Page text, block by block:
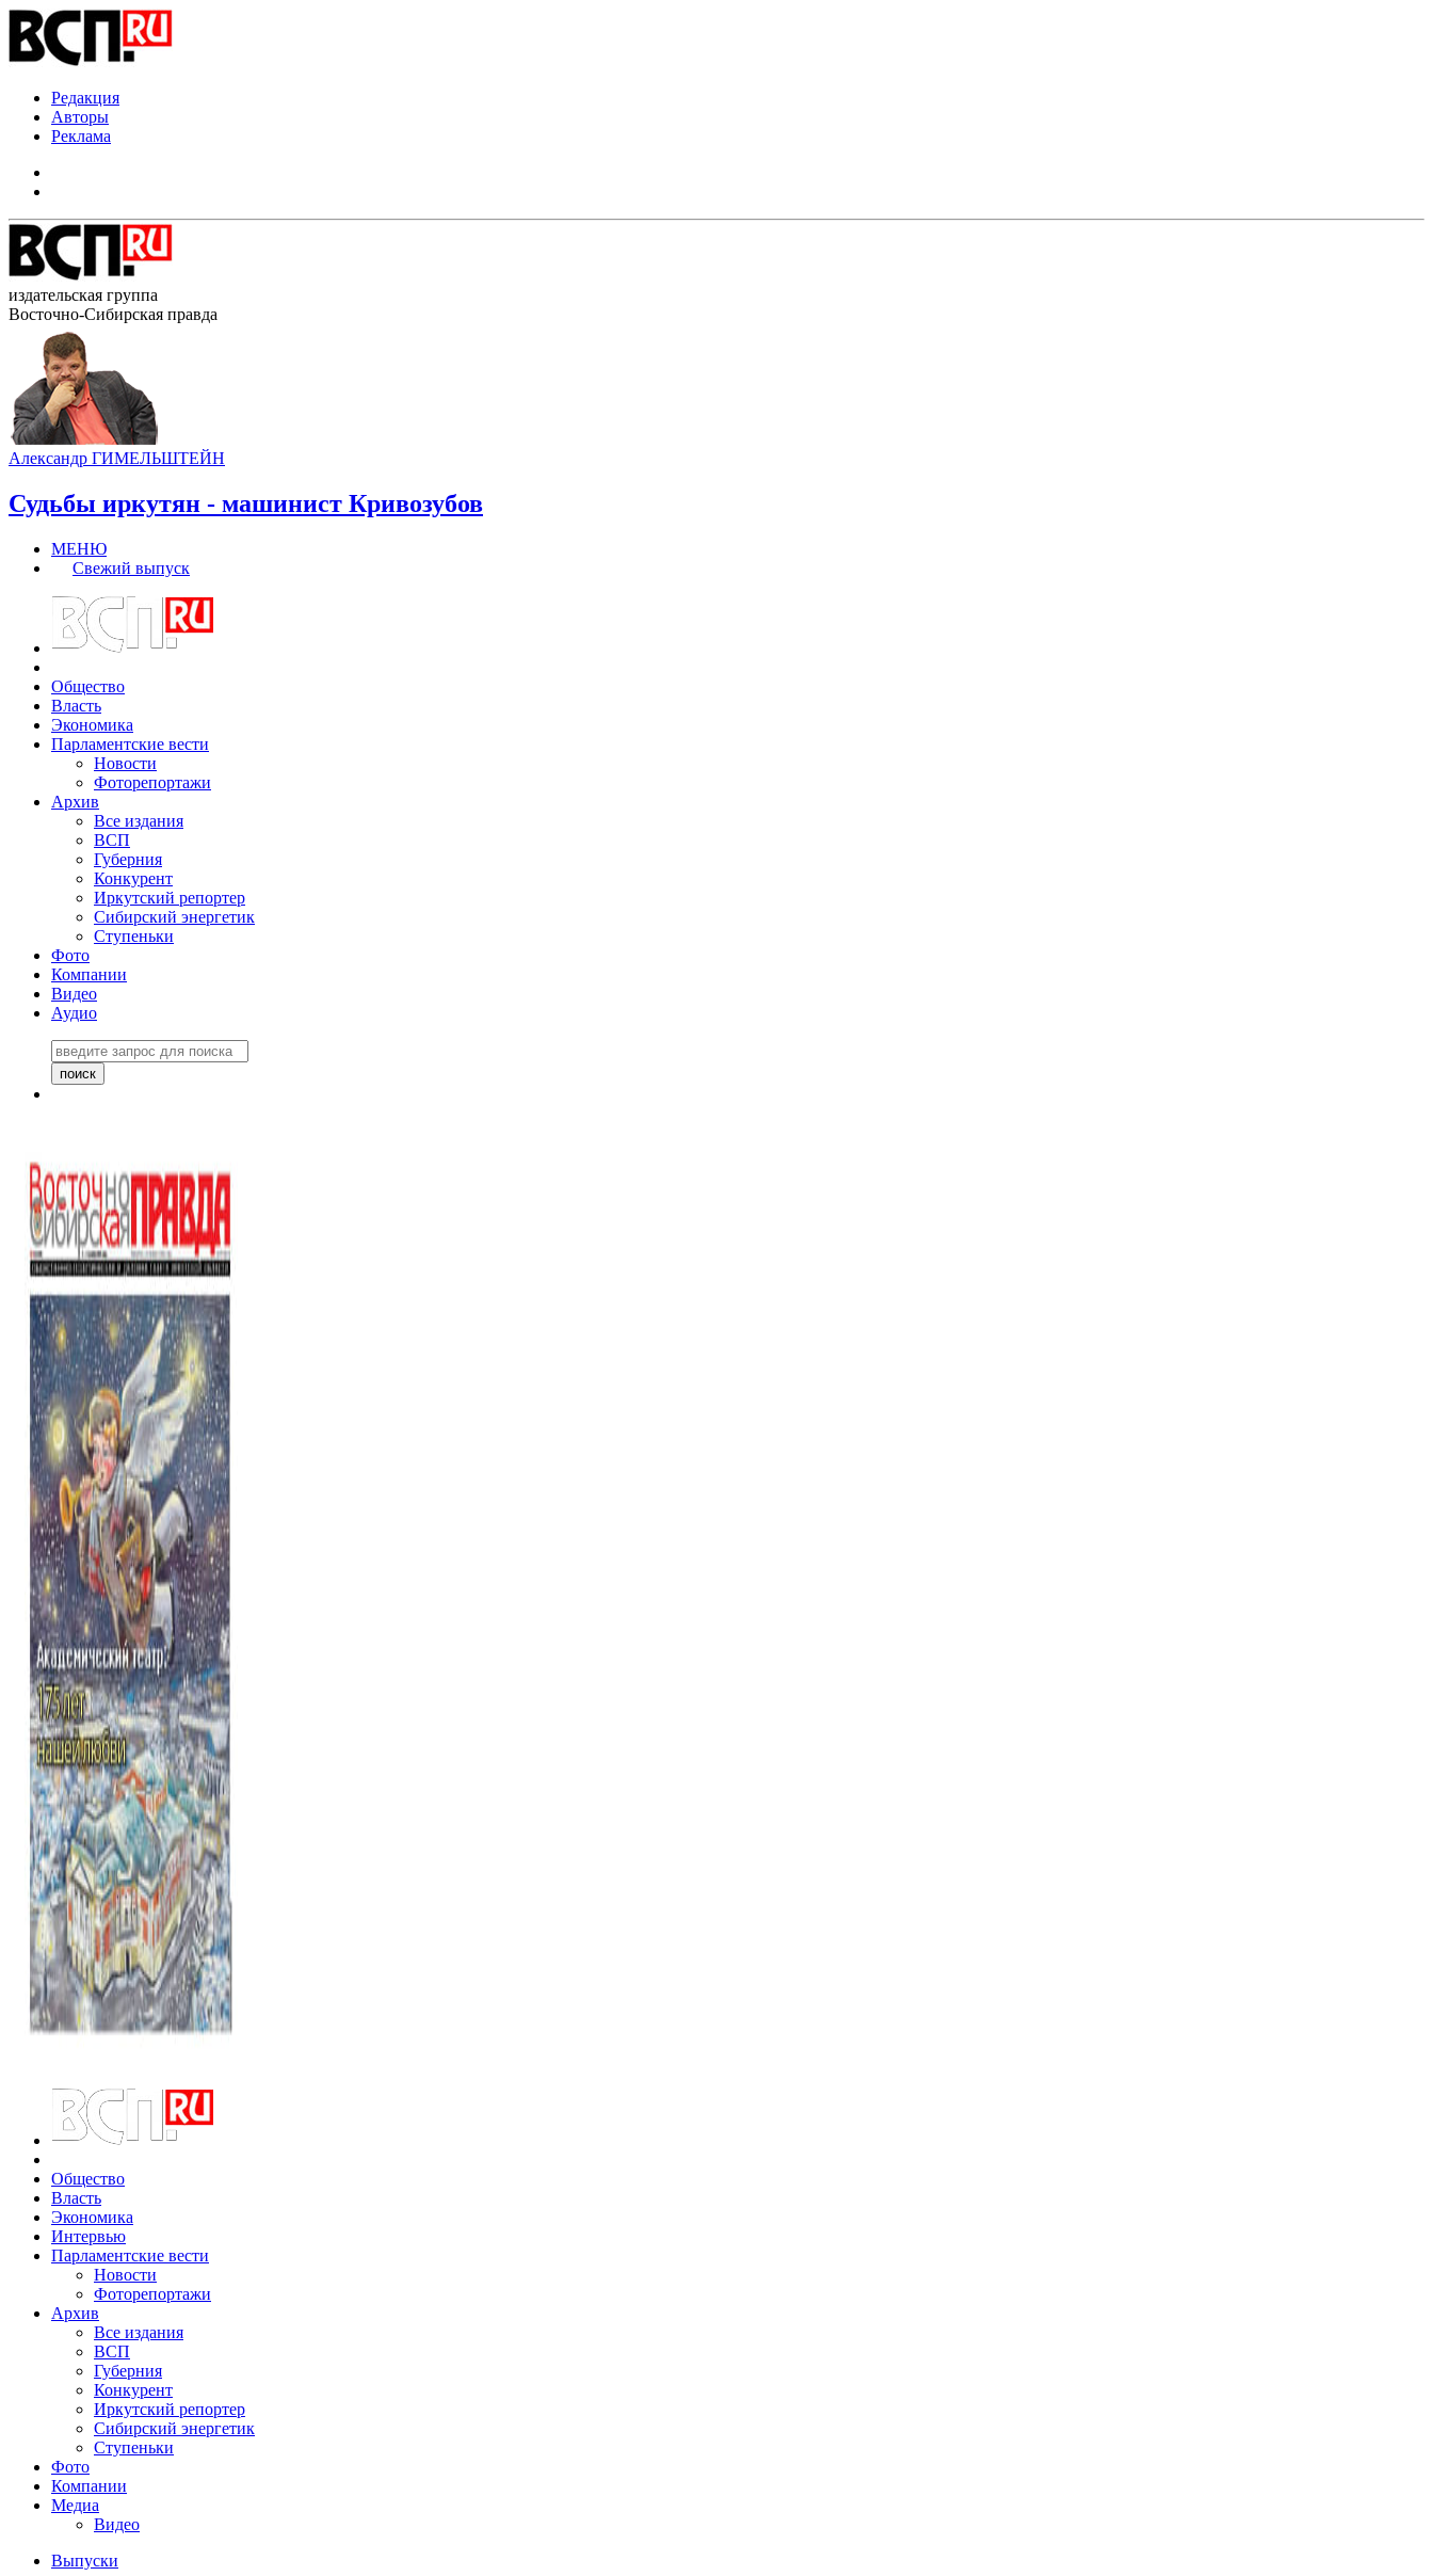
Редакция
Авторы
Реклама
издательская группа
Восточно-Сибирская правда
Александр ГИМЕЛЬШТЕЙН
Судьбы иркутян - машинист Кривозубов
МЕНЮ
Свежий выпуск
Общество
Власть
Экономика
Парламентские вести
Новости
Фоторепортажи
Архив
Все издания
ВСП
Губерния
Конкурент
Иркутский репортер
Сибирский энергетик
Ступеньки
Фото
Компании
Видео
Аудио
Общество
Власть
Экономика
Интервью
Парламентские вести
Новости
Фоторепортажи
Архив
Все издания
ВСП
Губерния
Конкурент
Иркутский репортер
Сибирский энергетик
Ступеньки
Фото
Компании
Медиа
Видео
Выпуски